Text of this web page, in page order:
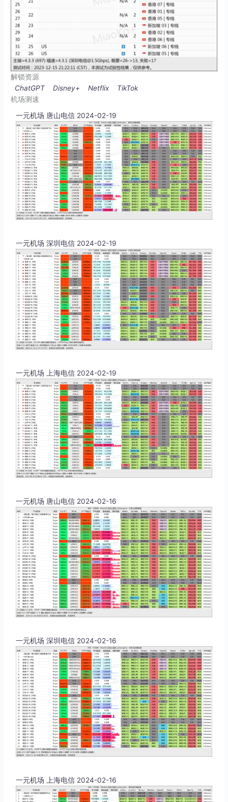
解锁资源
ChatGPT
Disney+ Netflix
TikTok
机场测速
一元机场 唐山电信 2024-02-19
一元机场 深圳电信 2024-02-19
一元机场 上海电信 2024-02-19
一元机场 唐山电信 2024-02-16
一元机场 深圳电信 2024-02-16
一元机场 上海电信 2024-02-16